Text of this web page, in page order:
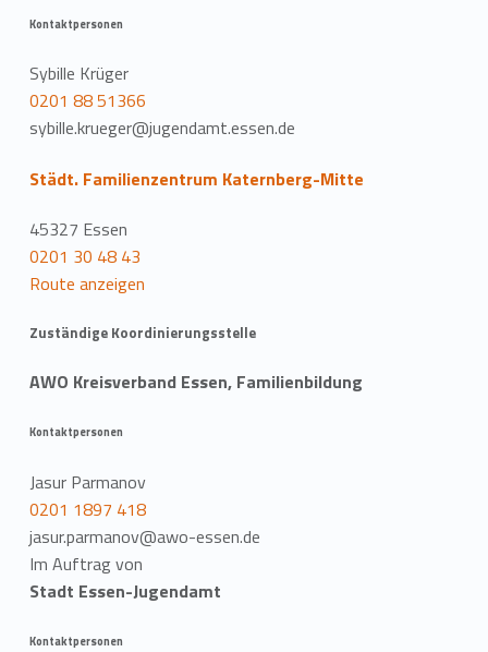
Kontaktpersonen
Sybille Krüger
0201 88 51366
sybille.krueger@jugendamt.essen.de
Städt. Familienzentrum Katernberg-Mitte
45327 Essen
0201 30 48 43
Route anzeigen
Zuständige Koordinierungsstelle
AWO Kreisverband Essen, Familienbildung
Kontaktpersonen
Jasur Parmanov
0201 1897 418
jasur.parmanov@awo-essen.de
Im Auftrag von
Stadt Essen-Jugendamt
Kontaktpersonen